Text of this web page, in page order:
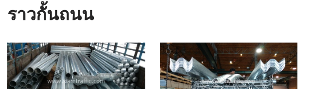
ราวกั้นถนน